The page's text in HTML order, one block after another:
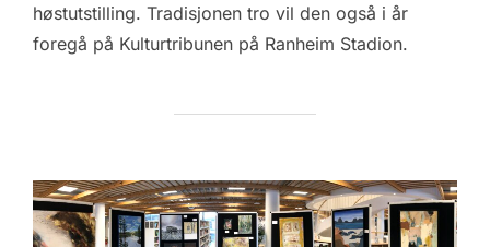
høstutstilling. Tradisjonen tro vil den også i år
foregå på Kulturtribunen på Ranheim Stadion.